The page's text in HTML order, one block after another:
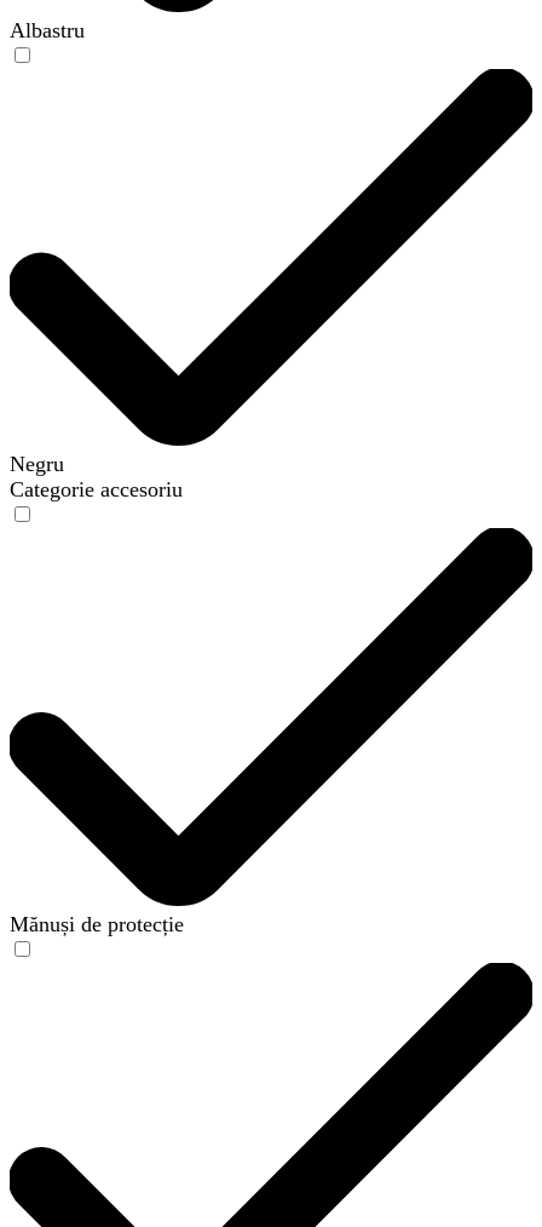
Albastru
Negru
Categorie accesoriu
Mănuși de protecție